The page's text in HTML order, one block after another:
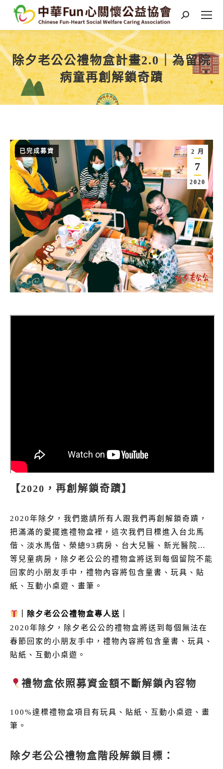
Search:
除夕老公公禮物盒計畫2.0｜為留院
病童再創解鎖奇蹟
You are here:
2 月
7
2020
已完成募資
【2020，再創解鎖奇蹟】
2020年除夕，我們邀請所有人跟我們再創解鎖奇蹟，
把滿滿的愛擺進禮物盒裡，這次我們目標進入台北馬
偕、淡水馬偕、榮總93病房、台大兒醫、新光醫院…
等兒童病房，除夕老公公的禮物盒將送到每個留院不能
回家的小朋友手中，禮物內容將包含童書、玩具、貼
紙、互動小桌遊、畫筆。
｜除夕老公公禮物盒專人送｜
2020年除夕，除夕老公公的禮物盒將送到每個無法在
春節回家的小朋友手中，禮物內容將包含童書、玩具、
貼紙、互動小桌遊。
禮物盒依照募資金額不斷解鎖內容物
100%達標禮物盒項目有玩具、貼紙、互動小桌遊、畫
筆。
除夕老公公禮物盒階段解鎖目標：